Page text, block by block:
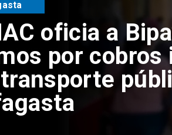
oficia a
por cobros